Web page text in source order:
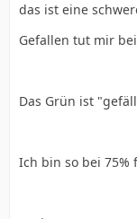
das ist eine
Gefallen tut mir
Das Grün ist
Ich bin so bei 75%